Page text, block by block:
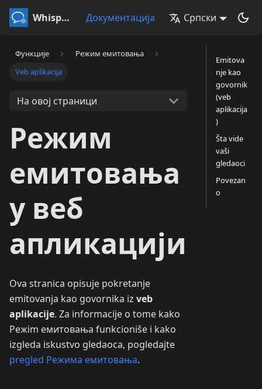
Whisperr Документација Српски
Функције
Режим емитовања
Veb aplikacija
На овој страници
Режим
емитовања
у веб
апликацији
Ova stranica opisuje pokretanje
emitovanja kao govornika iz veb
aplikacije. Za informacije o tome kako
Режim емитовања funkcioniše i kako
izgleda iskustvo gledaoca, pogledajte
pregled Режима емитовања.
Emitova
nje kao
govornik
(veb
aplikacija
)
Šta vide
vaši
gledaoci
Povezan
o